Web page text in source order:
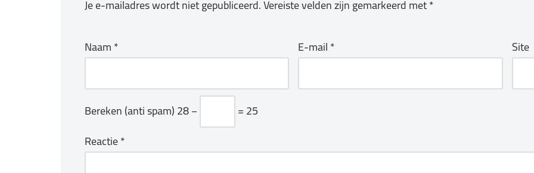
Je e-mailadres wordt niet gepubliceerd. Vereiste velden zijn gemarkeerd met *
Naam * E-mail * Site
Bereken (anti spam) 28 − = 25
Reactie *